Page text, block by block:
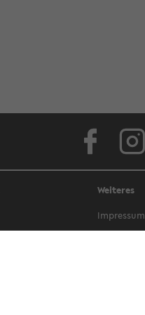
Face­book
Weiteres
Im­pres­sum